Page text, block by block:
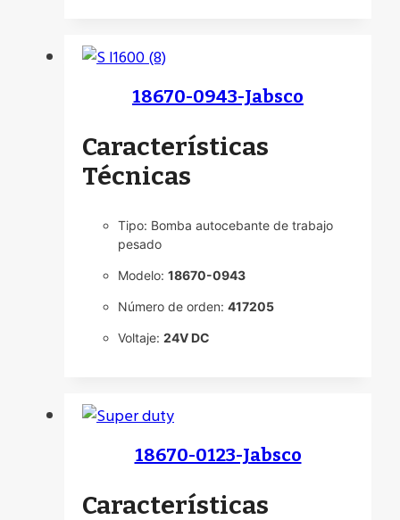
18670-0943-Jabsco
Características
Técnicas
Tipo: Bomba autocebante de trabajo
pesado
Modelo: 18670-0943
Número de orden: 417205
Voltaje: 24V DC
18670-0123-Jabsco
Características